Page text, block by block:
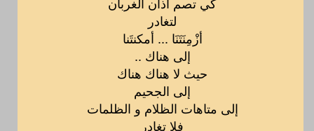
لتغادر
أزْمِنَتَنَا ... أمكنتَنا
إلى هناك ..
حيث لا هناك هناك
إلى الجحيم
إلى متاهات الظلام و الظلمات
فلا تغادر